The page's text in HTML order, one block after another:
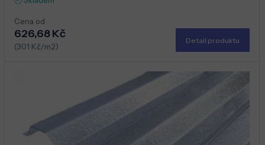
Cena od
626,68 Kč
(301 Kč/m2)
Detail produktu